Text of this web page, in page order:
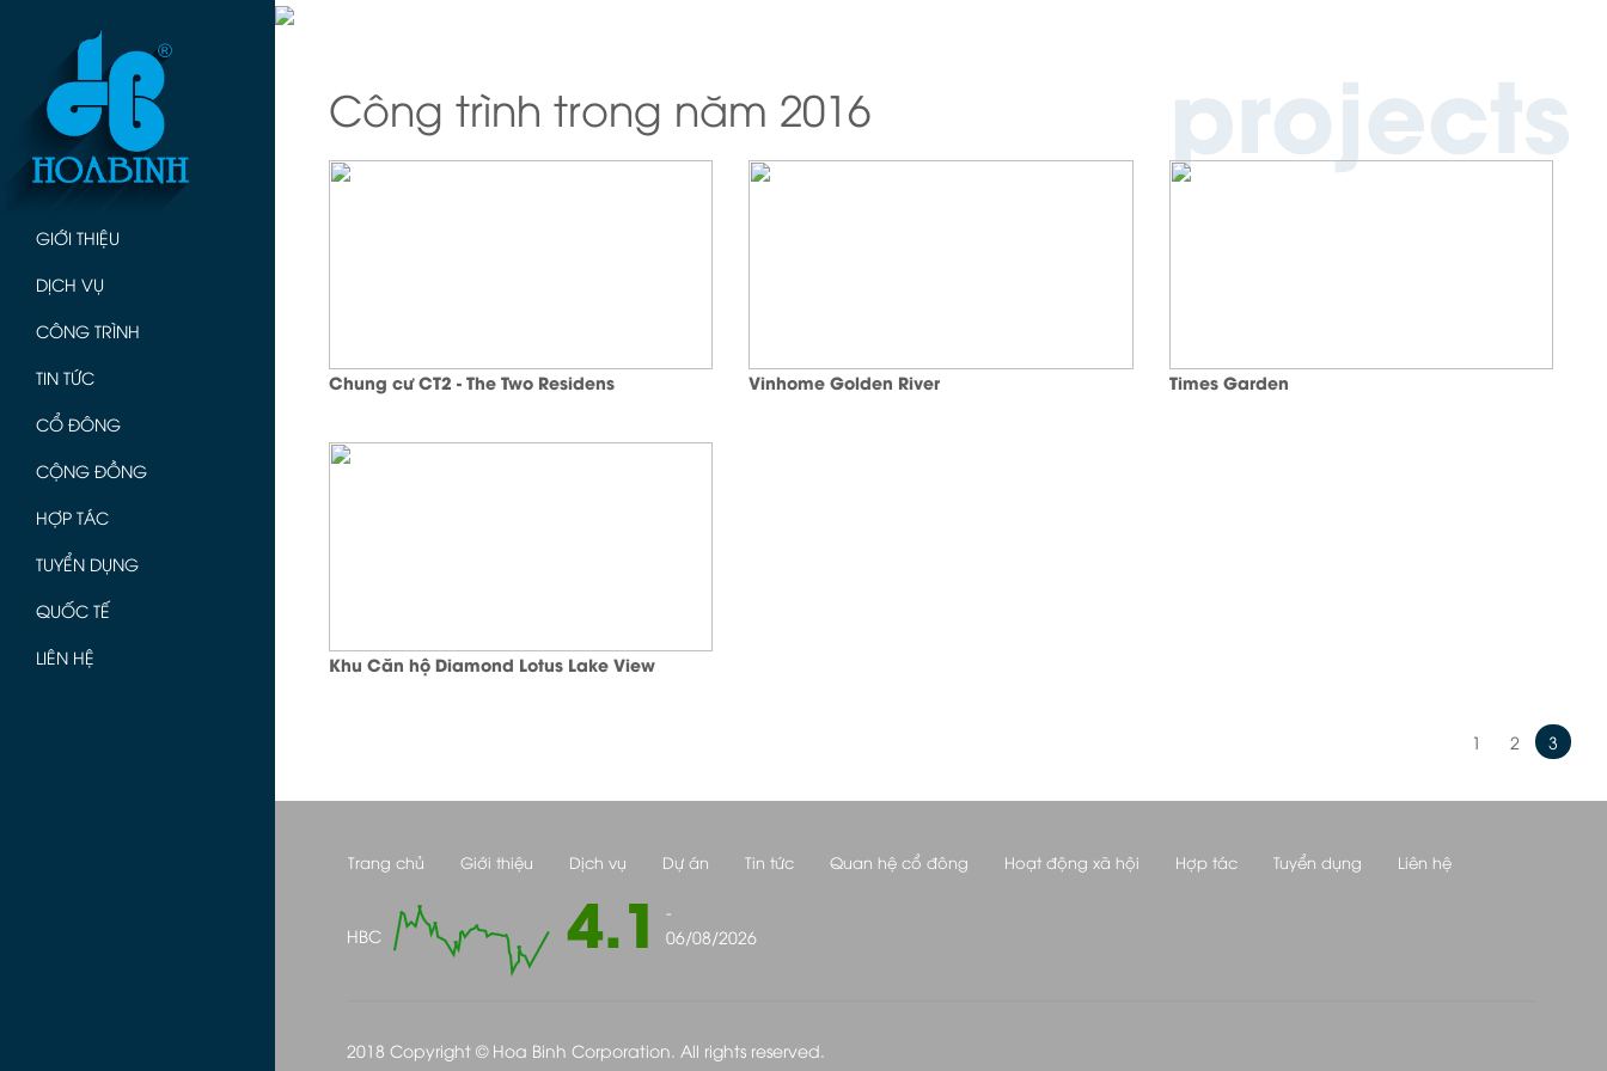
GIỚI THIỆU
DỊCH VỤ
CÔNG TRÌNH
TIN TỨC
CỔ ĐÔNG
CỘNG ĐỒNG
HỢP TÁC
TUYỂN DỤNG
QUỐC TẾ
LIÊN HỆ
Công trình trong năm 2016 projects
Chung cư CT2 - The Two Residens Vinhome Golden River Times Garden
Khu Căn hộ Diamond Lotus Lake View
1 2 3
Trang chủ Giới thiệu Dịch vụ Dự án Tin tức Quan hệ cổ đông Hoạt động xã hội Hợp tác Tuyển dụng Liên hệ
HBC 4.1
-
06/08/2026
2018 Copyright © Hoa Binh Corporation. All rights reserved.